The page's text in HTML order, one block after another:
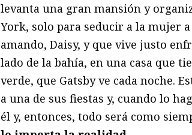
levanta una gran mansión y
York, solo para seducir a la mujer
amando, Daisy, y que vive justo
lado de la bahía, en una casa que
verde, que Gatsby ve cada noche.
a una de sus fiestas y, cuando lo
él y, entonces, todo será como